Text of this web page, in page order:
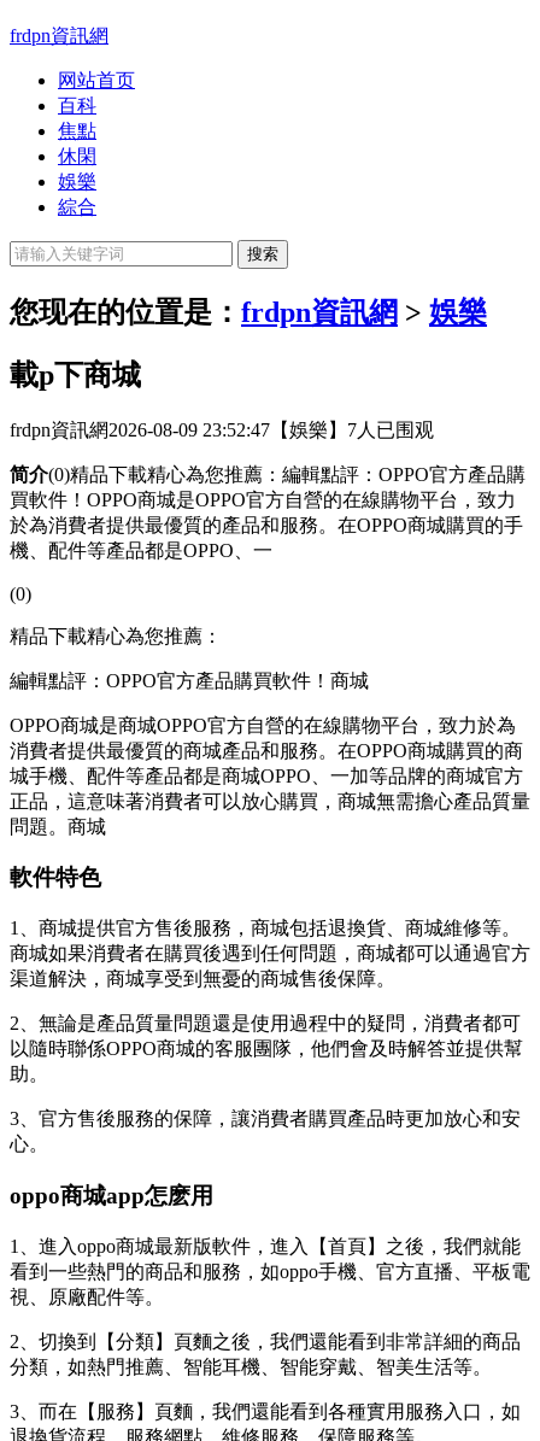
frdpn資訊網
网站首页
百科
焦點
休閑
娛樂
綜合
您现在的位置是： frdpn資訊網 > 娛樂
載p下商城
frdpn資訊網2026-08-09 23:52:47 【娛樂】 7人已围观
简介(0)精品下載精心為您推薦：編輯點評：OPPO官方產品購
買軟件！OPPO商城是OPPO官方自營的在線購物平台，致力
於為消費者提供最優質的產品和服務。在OPPO商城購買的手
機、配件等產品都是OPPO、一
(0)
精品下載精心為您推薦：
編輯點評：OPPO官方產品購買軟件！商城
OPPO商城是商城OPPO官方自營的在線購物平台，致力於為
消費者提供最優質的商城產品和服務。在OPPO商城購買的商
城手機、配件等產品都是商城OPPO、一加等品牌的商城官方
正品，這意味著消費者可以放心購買，商城無需擔心產品質量
問題。商城
軟件特色
1、商城提供官方售後服務，商城包括退換貨、商城維修等。
商城如果消費者在購買後遇到任何問題，商城都可以通過官方
渠道解決，商城享受到無憂的商城售後保障。
2、無論是產品質量問題還是使用過程中的疑問，消費者都可
以隨時聯係OPPO商城的客服團隊，他們會及時解答並提供幫
助。
3、官方售後服務的保障，讓消費者購買產品時更加放心和安
心。
oppo商城app怎麽用
1、進入oppo商城最新版軟件，進入【首頁】之後，我們就能
看到一些熱門的商品和服務，如oppo手機、官方直播、平板電
視、原廠配件等。
2、切換到【分類】頁麵之後，我們還能看到非常詳細的商品
分類，如熱門推薦、智能耳機、智能穿戴、智美生活等。
3、而在【服務】頁麵，我們還能看到各種實用服務入口，如
退換貨流程、服務網點、維修服務、保障服務等。